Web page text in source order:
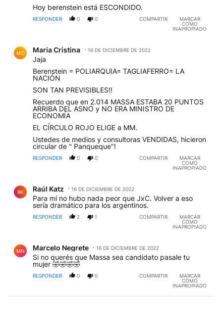
Hoy berenstein está ESCONDIDO.
RESPONDER 0 0 COMPARTIR
MARCAR
COMO
INAPROPIADO
MC Maria Cristina 16 DE DICIEMBRE DE 2022
Jaja
Berenstein = POLIARQUIA= TAGLIAFERRO= LA
NACIÓN
SON TAN PREVISIBLES!!
Recuerdo que en 2.014 MASSA ESTABA 20 PUNTOS
ARRIBA DEL ASNO y NO ERA MINISTRO DE
ECONOMÍA
EL CÍRCULO ROJO ELIGE a MM.
Ustedes de medios y consultoras VENDIDAS, hicieron
circular de " Panqueque"!
RESPONDER 0 0 COMPARTIR
MARCAR
COMO
INAPROPIADO
RK Raúl Katz 16 DE DICIEMBRE DE 2022
Para mí no hubo nada peor que JxC. Volver a eso
sería dramático para los argentinos.
RESPONDER 2 1 COMPARTIR
MARCAR
COMO
INAPROPIADO
MN Marcelo Negrete 16 DE DICIEMBRE DE 2022
Si no querés que Massa sea candidato pasale tu
mujer 🤣🤣🤣🤣
RESPONDER 0 0 COMPARTIR
MARCAR
COMO
INAPROPIADO